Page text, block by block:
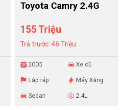
Toyota Camry 2.4G
155 Triệu
Trả trước: 46 Triệu
2005 Xe cũ
Lắp ráp Máy Xăng
Sedan 2.4L